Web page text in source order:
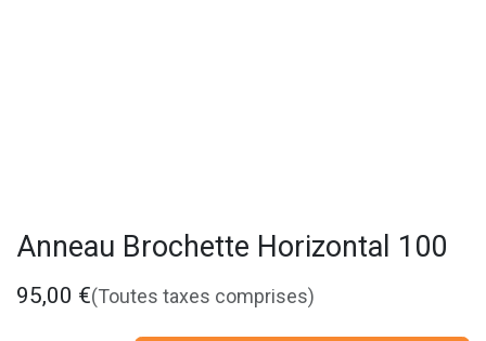
Anneau Brochette Horizontal 100
95,00 €(Toutes taxes comprises)